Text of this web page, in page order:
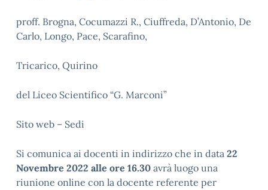
proff. Brogna, Cocumazzi R., Ciuffreda, D’Antonio, De
Carlo, Longo, Pace, Scarafino,
Tricarico, Quirino
del Liceo Scientifico “G. Marconi”
Sito web – Sedi
Si comunica ai docenti in indirizzo che in data 22
Novembre 2022 alle ore 16.30 avrà luogo una
riunione online con la docente referente per